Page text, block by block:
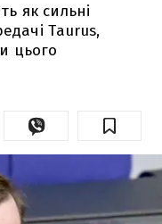
як сильні
Taurus,
цього